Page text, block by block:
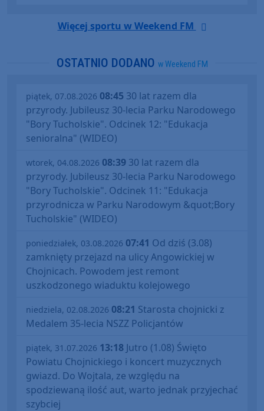
Więcej sportu w Weekend FM
OSTATNIO DODANO w Weekend FM
piątek, 07.08.2026 08:45 30 lat razem dla
przyrody. Jubileusz 30-lecia Parku Narodowego
"Bory Tucholskie". Odcinek 12: "Edukacja
senioralna" (WIDEO)
wtorek, 04.08.2026 08:39 30 lat razem dla
przyrody. Jubileusz 30-lecia Parku Narodowego
"Bory Tucholskie". Odcinek 11: "Edukacja
przyrodnicza w Parku Narodowym &quot;Bory
Tucholskie" (WIDEO)
poniedziałek, 03.08.2026 07:41 Od dziś (3.08)
zamknięty przejazd na ulicy Angowickiej w
Chojnicach. Powodem jest remont
uszkodzonego wiaduktu kolejowego
niedziela, 02.08.2026 08:21 Starosta chojnicki z
Medalem 35-lecia NSZZ Policjantów
piątek, 31.07.2026 13:18 Jutro (1.08) Święto
Powiatu Chojnickiego i koncert muzycznych
gwiazd. Do Wojtala, ze względu na
spodziewaną ilość aut, warto jednak przyjechać
szybciej